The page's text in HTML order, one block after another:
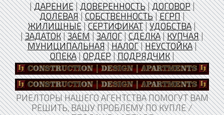
|ДАРЕНИЕ|ДОВЕРЕННОСТЬ|ДОГОВОР|
ДОЛЕВАЯ|СОБСТВЕННОСТЬ|ЕГРП|
ЖИЛИЩНЫЕ|СЕРТИФИКАТ|УДОБСТВА|
|ЗАДАТОК|ЗАЕМ|ЗАЛОГ|СДЕЛКА|КУПЧАЯ|
МУНИЦИПАЛЬНАЯ|НАЛОГ|НЕУСТОЙКА|
ОПЕКА|ОРДЕР|ПОДРЯДЧИК|
РИЕЛТОРЫ НАШЕГО АГЕНТСТВА ПОМОГУТ ВАМ
РЕШИТЬ, ВАШУ ПРОБЛЕМУ ПО КУПЛЕ /